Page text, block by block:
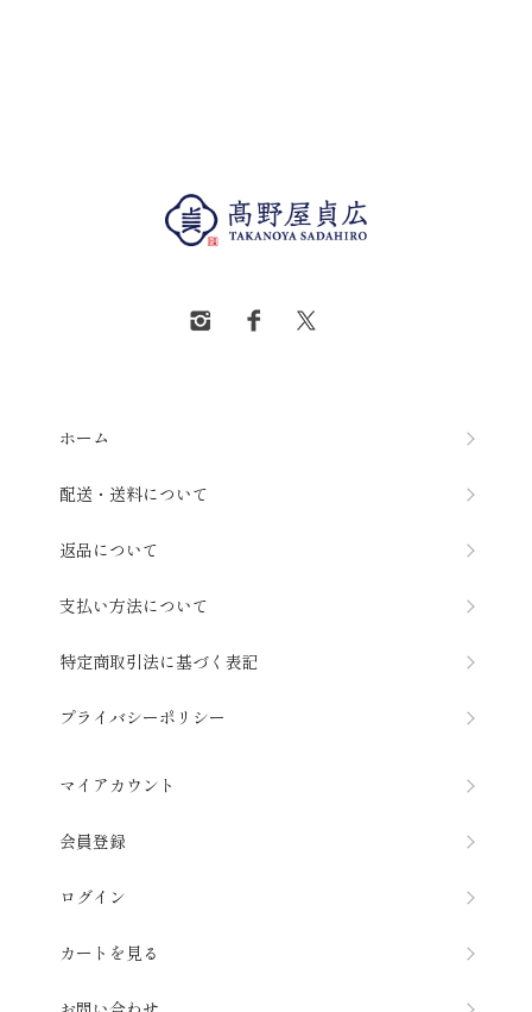
ホーム
配送・送料について
返品について
支払い方法について
特定商取引法に基づく表記
プライバシーポリシー
マイアカウント
会員登録
ログイン
カートを見る